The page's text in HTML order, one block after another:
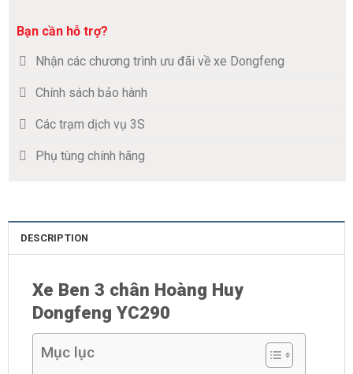
Bạn cần hỗ trợ?
Nhận các chương trình ưu đãi về xe Dongfeng
Chính sách bảo hành
Các trạm dịch vụ 3S
Phụ tùng chính hãng
DESCRIPTION
Xe Ben 3 chân Hoàng Huy
Dongfeng YC290
Mục lục